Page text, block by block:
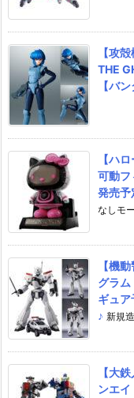
【攻
THE
【バ
【ハ
可動フ
発売予
なしモ
【機
グラ
ギュ
♪ 新規
【大
ンエ